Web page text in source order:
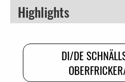
Highlights
DI/DE